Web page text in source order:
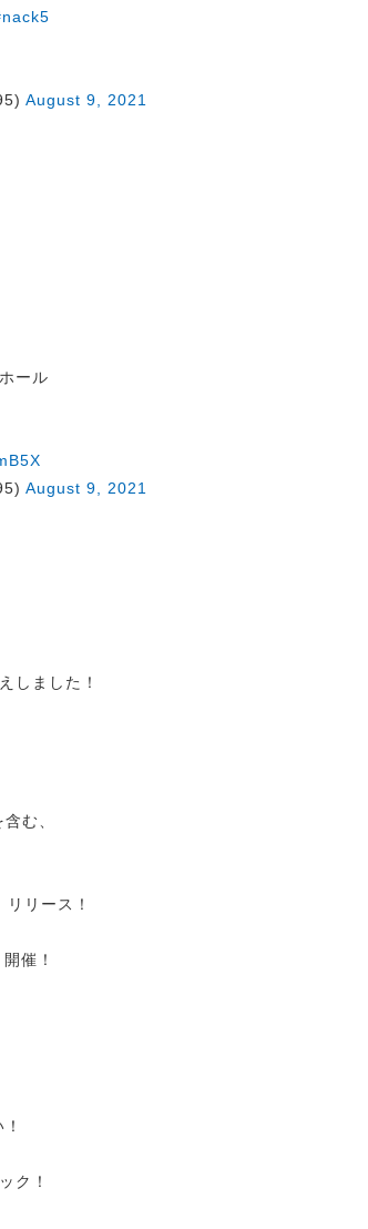
August 9, 2021
ール
August 9, 2021
しました！
む、
リース！
催！
ク！